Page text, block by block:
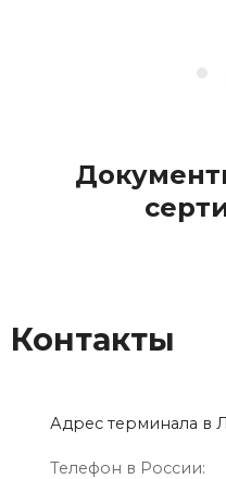
Контакты
Адрес терминала в
Телефон в России: